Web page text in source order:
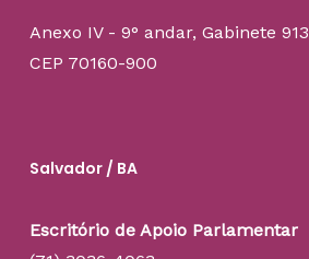
Anexo IV - 9° andar, Gabinete 913
CEP 70160-900
Salvador / BA
Escritório de Apoio Parlamentar